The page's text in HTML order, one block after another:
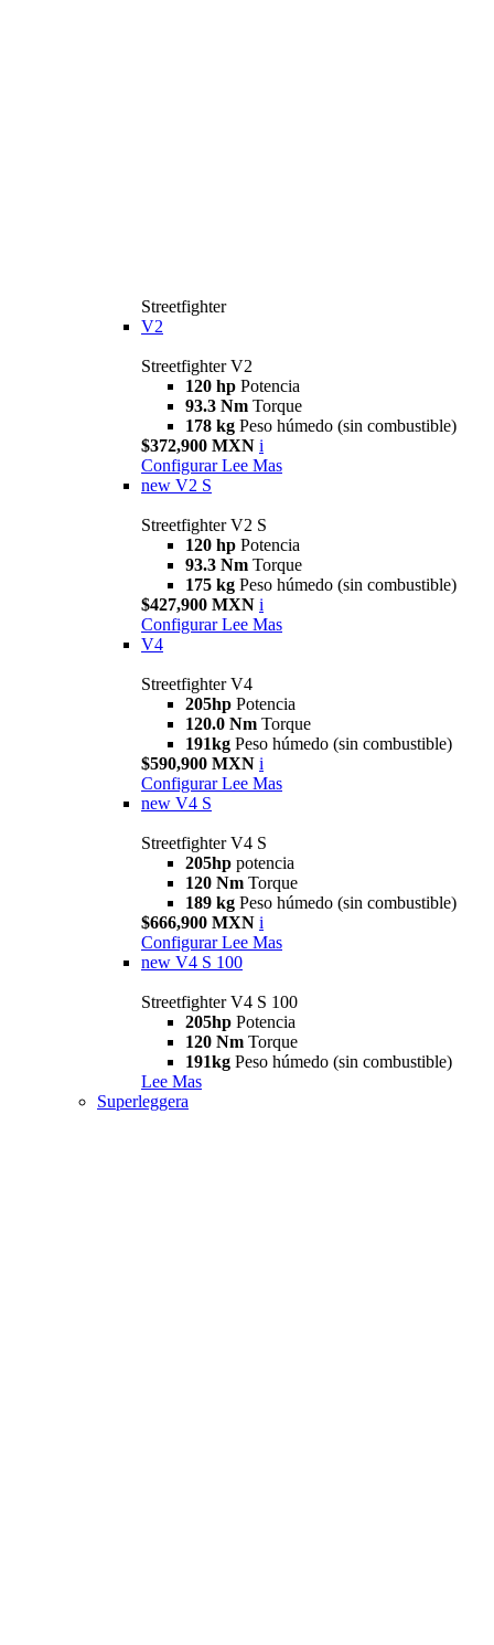
Streetfighter
V2
Streetfighter V2
120 hp Potencia
93.3 Nm Torque
178 kg Peso húmedo (sin combustible)
$372,900 MXN i
Configurar Lee Mas
new V2 S
Streetfighter V2 S
120 hp Potencia
93.3 Nm Torque
175 kg Peso húmedo (sin combustible)
$427,900 MXN i
Configurar Lee Mas
V4
Streetfighter V4
205hp Potencia
120.0 Nm Torque
191kg Peso húmedo (sin combustible)
$590,900 MXN i
Configurar Lee Mas
new V4 S
Streetfighter V4 S
205hp potencia
120 Nm Torque
189 kg Peso húmedo (sin combustible)
$666,900 MXN i
Configurar Lee Mas
new V4 S 100
Streetfighter V4 S 100
205hp Potencia
120 Nm Torque
191kg Peso húmedo (sin combustible)
Lee Mas
Superleggera